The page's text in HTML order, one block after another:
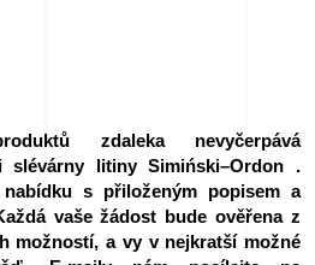
zdaleka nevyčerpává
slévárny litiny Simiński–Ordon .
s přiloženým popisem a
vaše žádost bude ověřena z
možností, a vy v nejkratší možné